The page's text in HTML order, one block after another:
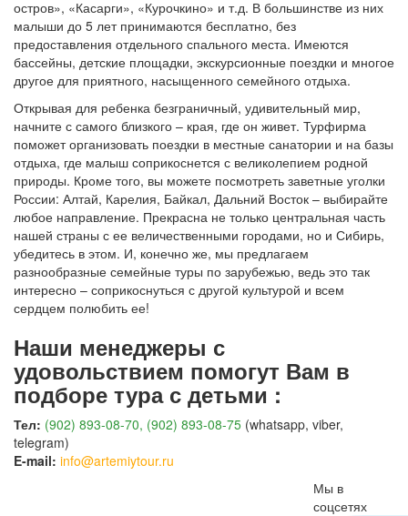
остров», «Касарги», «Курочкино» и т.д. В большинстве из них
малыши до 5 лет принимаются бесплатно, без
предоставления отдельного спального места. Имеются
бассейны, детские площадки, экскурсионные поездки и многое
другое для приятного, насыщенного семейного отдыха.
Открывая для ребенка безграничный, удивительный мир,
начните с самого близкого – края, где он живет. Турфирма
поможет организовать поездки в местные санатории и на базы
отдыха, где малыш соприкоснется с великолепием родной
природы. Кроме того, вы можете посмотреть заветные уголки
России: Алтай, Карелия, Байкал, Дальний Восток – выбирайте
любое направление. Прекрасна не только центральная часть
нашей страны с ее величественными городами, но и Сибирь,
убедитесь в этом. И, конечно же, мы предлагаем
разнообразные семейные туры по зарубежью, ведь это так
интересно – соприкоснуться с другой культурой и всем
сердцем полюбить ее!
Наши менеджеры с
удовольствием помогут Вам в
подборе тура с детьми :
Тел: (902) 893-08-70, (902) 893-08-75 (whatsapp, viber,
telegram)
E-mail: info@artemiytour.ru
Мы в
соцсетях